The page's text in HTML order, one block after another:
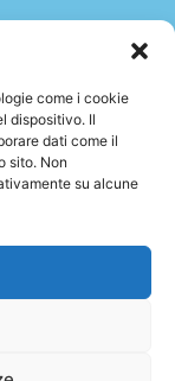
come i cookie
dispositivo. Il
dati come il
sito. Non
su alcune